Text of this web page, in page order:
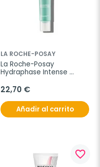
LA ROCHE-POSAY
La Roche-Posay
Hydraphase Intense
22,70 €
Añadir al carrito
favorite_border